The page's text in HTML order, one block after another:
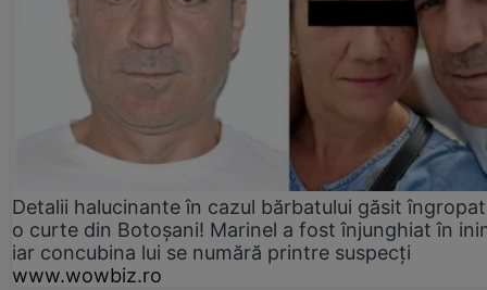
Detalii halucinante în cazul bărbatului găsit
o curte din Botoșani! Marinel a fost înjunghiat în
iar concubina lui se numără printre suspecți
www.wowbiz.ro